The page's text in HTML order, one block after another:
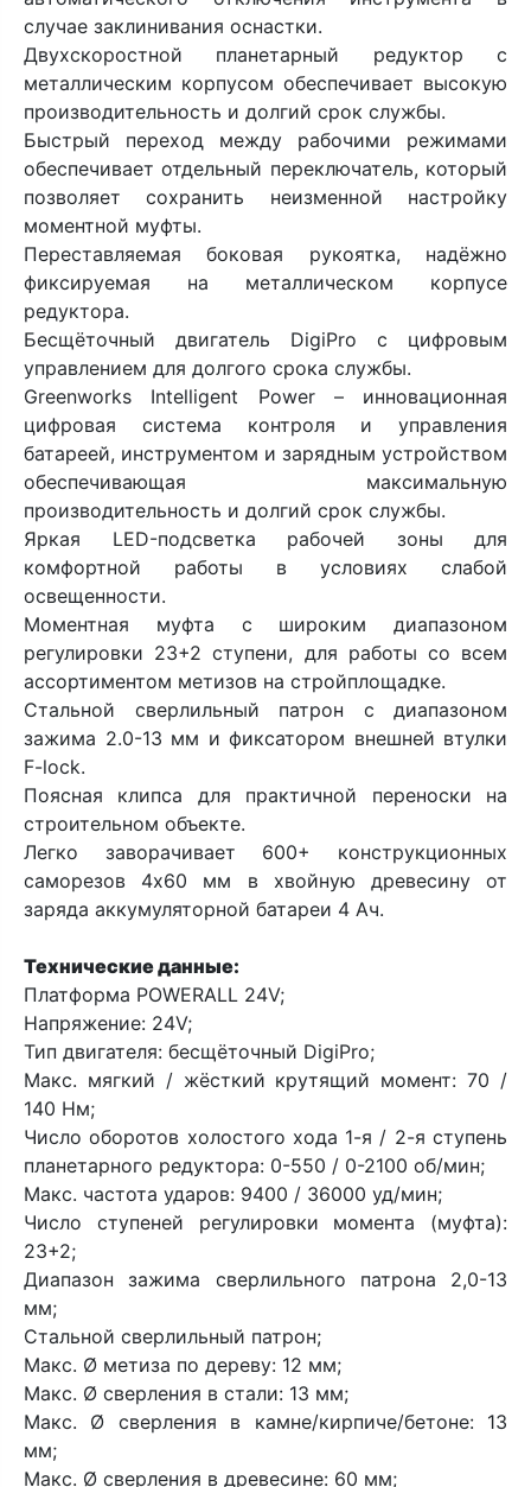
случае заклинивания оснастки.
Двухскоростной планетарный редуктор с
металлическим корпусом обеспечивает высокую
производительность и долгий срок службы.
Быстрый переход между рабочими режимами
обеспечивает отдельный переключатель, который
позволяет сохранить неизменной настройку
моментной муфты.
Переставляемая боковая рукоятка, надёжно
фиксируемая на металлическом корпусе
редуктора.
Бесщёточный двигатель DigiPro с цифровым
управлением для долгого срока службы.
Greenworks Intelligent Power – инновационная
цифровая система контроля и управления
батареей, инструментом и зарядным устройством
обеспечивающая максимальную
производительность и долгий срок службы.
Яркая LED-подсветка рабочей зоны для
комфортной работы в условиях слабой
освещенности.
Моментная муфта с широким диапазоном
регулировки 23+2 ступени, для работы со всем
ассортиментом метизов на стройплощадке.
Стальной сверлильный патрон с диапазоном
зажима 2.0-13 мм и фиксатором внешней втулки
F-lock.
Поясная клипса для практичной переноски на
строительном объекте.
Легко заворачивает 600+ конструкционных
саморезов 4х60 мм в хвойную древесину от
заряда аккумуляторной батареи 4 Ач.
Технические данные:
Платформа POWERALL 24V;
Напряжение: 24V;
Тип двигателя: бесщёточный DigiPro;
Макс. мягкий / жёсткий крутящий момент: 70 /
140 Нм;
Число оборотов холостого хода 1-я / 2-я ступень
планетарного редуктора: 0-550 / 0-2100 об/мин;
Макс. частота ударов: 9400 / 36000 уд/мин;
Число ступеней регулировки момента (муфта):
23+2;
Диапазон зажима сверлильного патрона 2,0-13
мм;
Стальной сверлильный патрон;
Макс. Ø метиза по дереву: 12 мм;
Макс. Ø сверления в стали: 13 мм;
Макс. Ø сверления в камне/кирпиче/бетоне: 13
мм;
Макс. Ø сверления в древесине: 60 мм;